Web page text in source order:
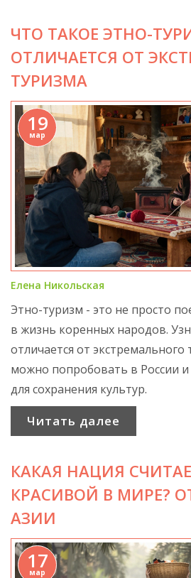
ЧТО ТАКОЕ ЭТНО-
ОТЛИЧАЕТСЯ ОТ
ТУРИЗМА
19
мар
Елена Никольская
Этно-туризм - это не просто
в жизнь коренных народов.
отличается от экстремального
можно попробовать в России
для сохранения культур.
Читать далее
КАКАЯ НАЦИЯ
КРАСИВОЙ В МИРЕ?
АЗИИ
17
мар